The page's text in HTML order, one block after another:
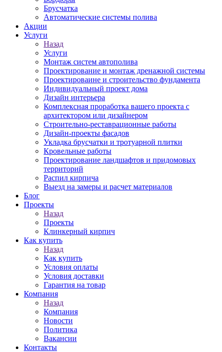
Брусчатка
Автоматические системы полива
Акции
Услуги
Назад
Услуги
Монтаж систем автополива
Проектирование и монтаж дренажной системы
Проектироваине и строительство фундамента
Индивидуальный проект дома
Дизайн интерьера
Комплексная проработка вашего проекта с
архитектором или дизайнером
Строительно-реставрационные работы
Дизайн-проекты фасадов
Укладка брусчатки и тротуарной плитки
Кровельные работы
Проектирование ландшафтов и придомовых
территорий
Распил кирпича
Выезд на замеры и расчет материалов
Блог
Проекты
Назад
Проекты
Клинкерный кирпич
Как купить
Назад
Как купить
Условия оплаты
Условия доставки
Гарантия на товар
Компания
Назад
Компания
Новости
Политика
Вакансии
Контакты